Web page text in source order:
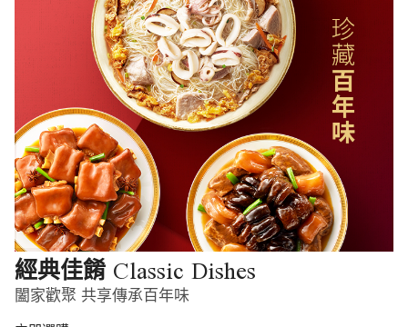
經典佳餚 Classic Dishes
闔家歡聚 共享傳承百年味